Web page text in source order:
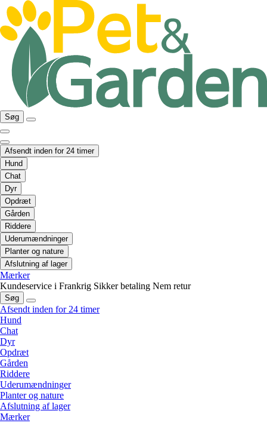
Søg
Afsendt inden for 24 timer
Hund
Chat
Dyr
Opdræt
Gården
Riddere
Uderumændninger
Planter og nature
Afslutning af lager
Mærker
Kundeservice i Frankrig Sikker betaling Nem retur
Søg
Afsendt inden for 24 timer
Hund
Chat
Dyr
Opdræt
Gården
Riddere
Uderumændninger
Planter og nature
Afslutning af lager
Mærker